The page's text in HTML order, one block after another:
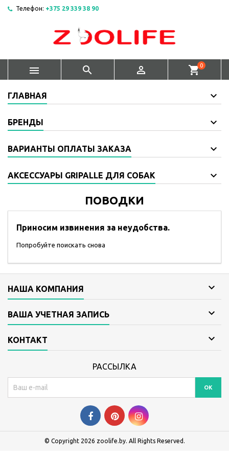
Телефон: +375 29 339 38 90
   shopping_cart0
ГЛАВНАЯ
БРЕНДЫ
ВАРИАНТЫ ОПЛАТЫ ЗАКАЗА
АКСЕССУАРЫ GRIPALLE ДЛЯ СОБАК
ПОВОДКИ
Приносим извинения за неудобства.
Попробуйте поискать снова
НАША КОМПАНИЯ 
ВАША УЧЕТНАЯ ЗАПИСЬ 
КОНТАКТ 
РАССЫЛКА
© Copyright 2026 zoolife.by. All Rights Reserved.